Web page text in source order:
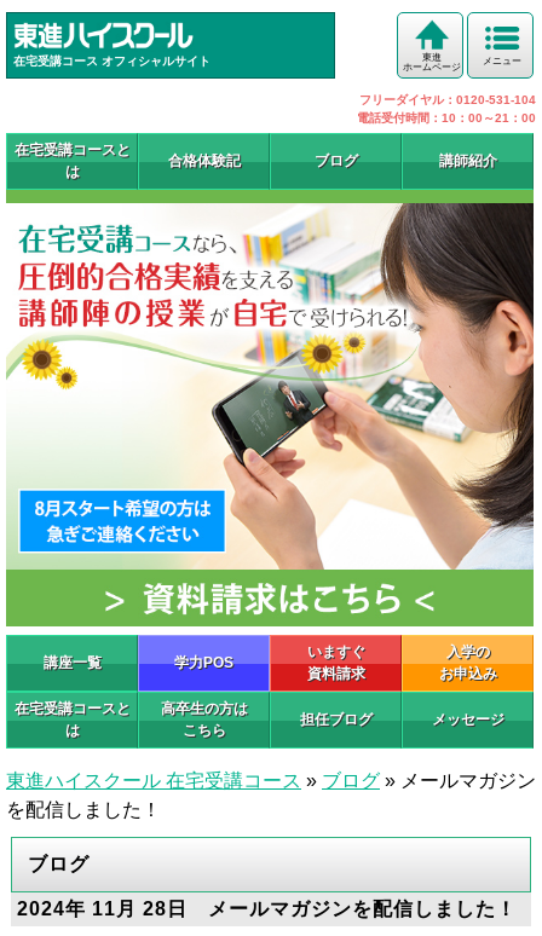
在宅受講コース オフィシャルサイト メニュー
東進
ホームページ
フリーダイヤル：0120-531-104
電話受付時間：10：00～21：00
在宅受講コースと
は
合格体験記 ブログ 講師紹介
講座一覧 学力POS
いますぐ
資料請求
入学の
お申込み
在宅受講コースと
は
高卒生の方は
こちら
担任ブログ メッセージ
東進ハイスクール 在宅受講コース » ブログ » メールマガジン
を配信しました！
ブログ
2024年 11月 28日 メールマガジンを配信しました！